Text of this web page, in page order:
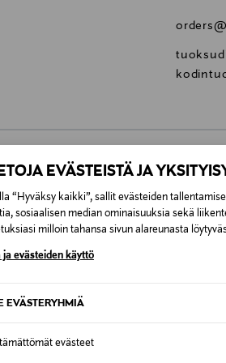
EVÄSTEISTÄ JA
“Hyväksy kaikki”, sallit evästeiden
sosiaalisen median ominaisuuksia sekä
milloin tahansa sivun alareunasta
ja evästeiden käyttö
EVÄSTERYHMIÄ
evästeet
0,00 €
0,00 € –
Alk.
tilaukseesi. Voit palauttaa tilaamasi
ilmoittaa palautuksesta etukäteen.
NÄISTÄ